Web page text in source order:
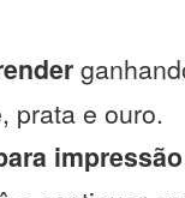
prata e ouro.
impressão